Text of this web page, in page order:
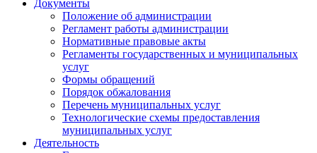
Документы
Положение об администрации
Регламент работы администрации
Нормативные правовые акты
Регламенты государственных и муниципальных
услуг
Формы обращений
Порядок обжалования
Перечень муниципальных услуг
Технологические схемы предоставления
муниципальных услуг
Деятельность